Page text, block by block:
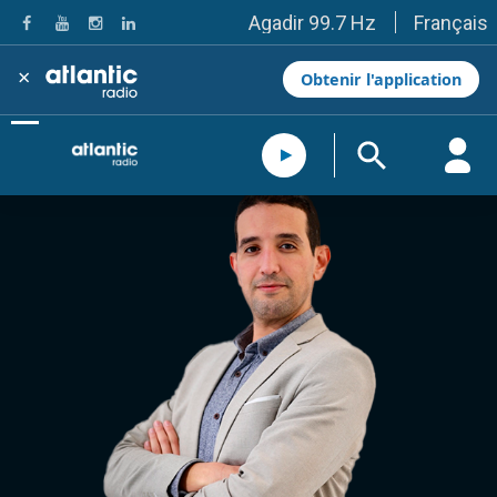
Agadir 99.7 Hz
Tanger 103.3 Hz
Tétouan 87.8 Hz
Fès 98.8 Hz
Meknès 97.2 Hz
El Jadida 97.3
Settat 104,6
Essaouira 96.6
Safi 92.3
Taza 103.0
Taounate 95.6
Tiznit 103.1
SkhourRhamna 92.2
Taroudant 104.9
Guelmim 91.9
Tan-Tan 95.2
Tafraout 104.9
Casablanca 92.5 Hz
Rabat, Salé 106.9 Hz
Marrakech 90.5 Hz
Français
× Obtenir l'application